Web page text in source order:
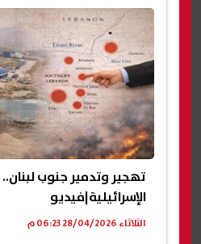
تهجير وتدمير جنوب
الإسرائيلية|فيديو
الثلاثاء 28/04/2026 06:23 م